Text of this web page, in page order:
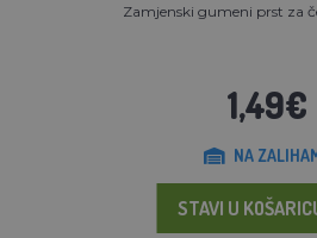
Zamjenski gumeni prst za
1,49€
NA
STAVI U